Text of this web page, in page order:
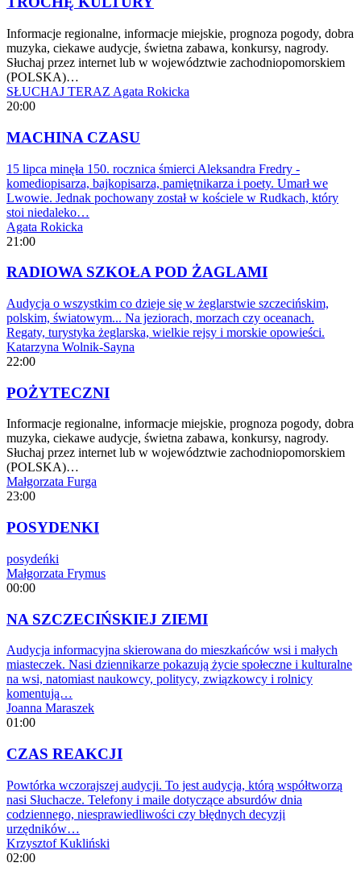
Informacje regionalne, informacje miejskie, prognoza pogody, dobra
muzyka, ciekawe audycje, świetna zabawa, konkursy, nagrody.
Słuchaj przez internet lub w województwie zachodniopomorskiem
(POLSKA)…
SŁUCHAJ TERAZ Agata Rokicka
20:00
MACHINA CZASU
15 lipca minęła 150. rocznica śmierci Aleksandra Fredry -
komediopisarza, bajkopisarza, pamiętnikarza i poety. Umarł we
Lwowie. Jednak pochowany został w kościele w Rudkach, który
stoi niedaleko…
Agata Rokicka
21:00
RADIOWA SZKOŁA POD ŻAGLAMI
Audycja o wszystkim co dzieje się w żeglarstwie szczecińskim,
polskim, światowym... Na jeziorach, morzach czy oceanach.
Regaty, turystyka żeglarska, wielkie rejsy i morskie opowieści.
Katarzyna Wolnik-Sayna
22:00
POŻYTECZNI
Informacje regionalne, informacje miejskie, prognoza pogody, dobra
muzyka, ciekawe audycje, świetna zabawa, konkursy, nagrody.
Słuchaj przez internet lub w województwie zachodniopomorskiem
(POLSKA)…
Małgorzata Furga
23:00
POSYDENKI
posydeńki
Małgorzata Frymus
00:00
NA SZCZECIŃSKIEJ ZIEMI
Audycja informacyjna skierowana do mieszkańców wsi i małych
miasteczek. Nasi dziennikarze pokazują życie społeczne i kulturalne
na wsi, natomiast naukowcy, politycy, związkowcy i rolnicy
komentują…
Joanna Maraszek
01:00
CZAS REAKCJI
Powtórka wczorajszej audycji. To jest audycja, którą współtworzą
nasi Słuchacze. Telefony i maile dotyczące absurdów dnia
codziennego, niesprawiedliwości czy błędnych decyzji
urzędników…
Krzysztof Kukliński
02:00